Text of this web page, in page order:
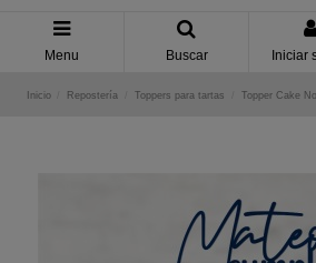
Menu Buscar Iniciar
Inicio Repostería Toppers para tartas Topper Cake